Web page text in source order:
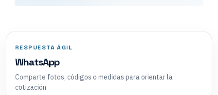
RESPUESTA ÁGIL
WhatsApp
Comparte fotos, códigos o medidas para orientar la
cotización.